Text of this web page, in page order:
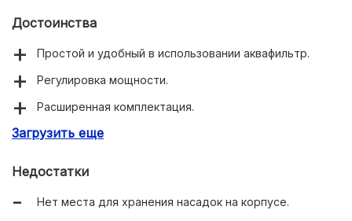
Достоинства
Простой и удобный в использовании аквафильтр.
Регулировка мощности.
Расширенная комплектация.
Качественная уборка.
Загрузить еще
Недостатки
Нет места для хранения насадок на корпусе.